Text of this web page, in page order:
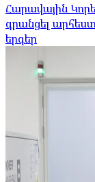
Հարավային
գրանցել
երգեր